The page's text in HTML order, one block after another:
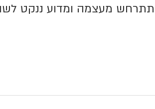
מעצמה ומדוע ננקט